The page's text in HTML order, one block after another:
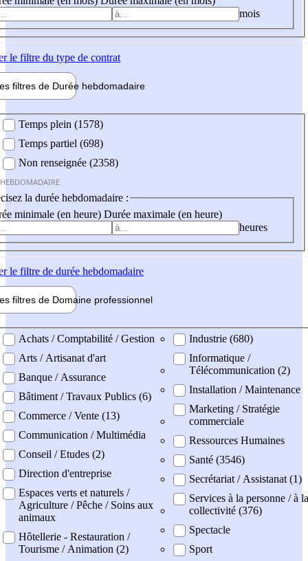
mois
le filtre du type de contrat
filtres de Durée hebdomadaire
Temps plein (1578)
Temps partiel (698)
Non renseignée (2358)
la durée hebdomadaire :
minimale (en heure) Durée maximale (en heure)
heures
le filtre de durée hebdomadaire
filtres de Domaine professionnel
professionel
Achats / Comptabilité / Gestion
Arts / Artisanat d'art
Banque / Assurance
Bâtiment / Travaux Publics (6)
Commerce / Vente (13)
Communication / Multimédia
Conseil / Etudes (2)
Direction d'entreprise
Espaces verts et naturels /
Agriculture / Pêche / Soins aux
animaux
Hôtellerie - Restauration /
Tourisme / Animation (2)
Industrie (680)
Informatique /
Télécommunication (2)
Installation / Maintenance
Marketing / Stratégie
commerciale
Ressources Humaines
Santé (3546)
Secrétariat / Assistanat (1)
Services à la personne / à la
collectivité (376)
Spectacle
Sport